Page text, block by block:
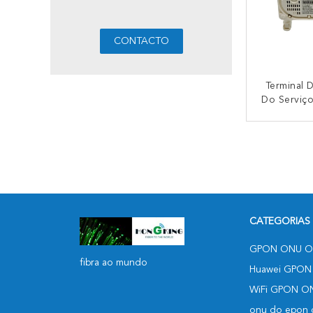
Terminal
Do
fibra ao mundo
CATEGORIAS
GPON ONU
Huawei
WiFi GPON
onu do epon